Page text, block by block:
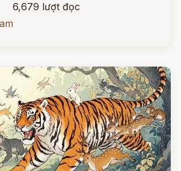
6,679 lượt đọc